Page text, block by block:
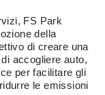
FS Park
della
di creare una
accogliere auto,
per facilitare gli
le emissioni